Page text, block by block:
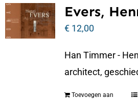
Evers,
€12,00
Han Timmer -
architect,
Toevoegen aan